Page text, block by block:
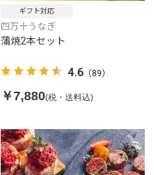
ギフト対応
四万十うなぎ
蒲焼2本セット
4.6（89）
￥7,880(税・送料込)